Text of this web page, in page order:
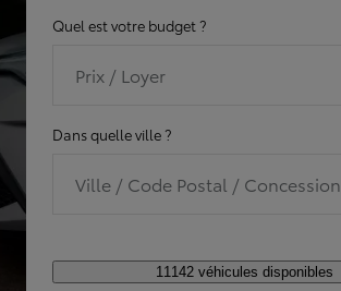
Quel est votre budget ?
Prix / Loyer
Dans quelle ville ?
Ville / Code Postal / Concession
11142 véhicules disponibles